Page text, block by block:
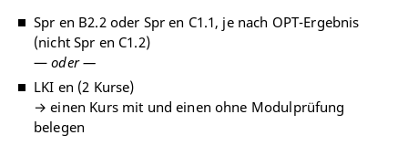
Spr en B2.2 oder Spr en C1.1, je nach OPT-Ergebnis
(nicht Spr en C1.2)
—oder —
LKI en (2 Kurse)
→ einen Kurs mit und einen ohne Modulprüfung
belegen